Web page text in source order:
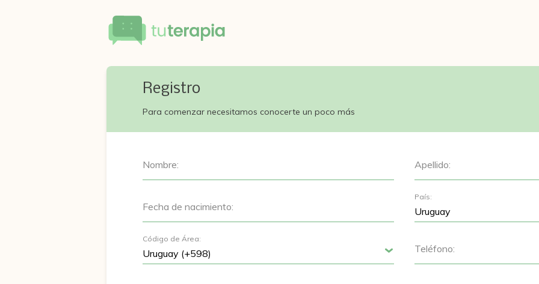
Registro
Para comenzar necesitamos conocerte un poco más
Nombre: Apellido:
Fecha de nacimiento:
País:
Código de Área:
Teléfono: